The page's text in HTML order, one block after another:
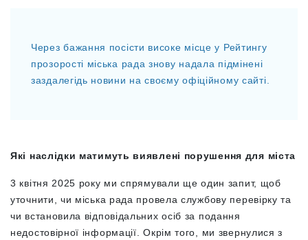
Через бажання посісти високе місце у Рейтингу
прозорості міська рада знову надала підмінені
заздалегідь новини на своєму офіційному сайті.
Які наслідки матимуть виявлені порушення для міста
3 квітня 2025 року ми спрямували ще один запит, щоб
уточнити, чи міська рада провела службову перевірку та
чи встановила відповідальних осіб за подання
недостовірної інформації. Окрім того, ми звернулися з